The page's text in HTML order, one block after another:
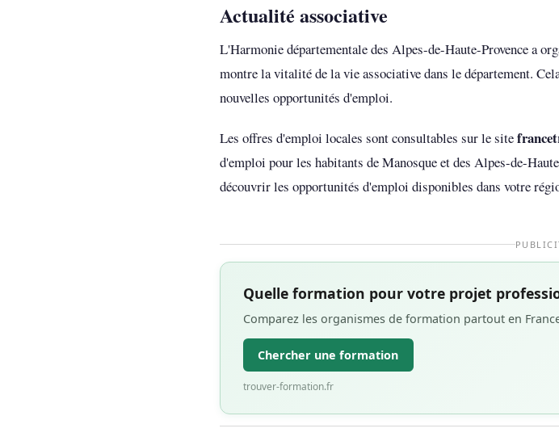
Actualité associative
L'Harmonie départementale des Alpes-de-Haute-Provence a
montre la vitalité de la vie associative dans le département.
nouvelles opportunités d'emploi.
Les offres d'emploi locales sont consultables sur le site
d'emploi pour les habitants de Manosque et des Alpes-de-
découvrir les opportunités d'emploi disponibles dans votre
Quelle formation pour votre projet
Comparez les organismes de formation partout en
Chercher une formation
trouver-formation.fr